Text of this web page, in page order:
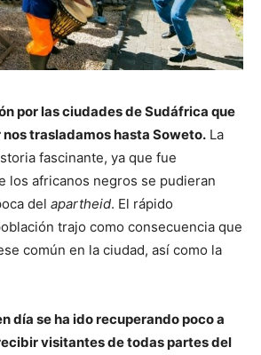
por las ciudades de Sudáfrica que
trasladamos hasta Soweto. La
fascinante, ya que fue
los africanos negros se pudieran
del apartheid. El rápido
trajo como consecuencia que
común en la ciudad, así como la
día se ha ido recuperando poco a
visitantes de todas partes del